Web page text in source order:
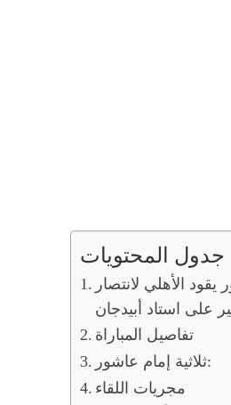
جدول المحتويات
يقود الأهلي لانتصار
على استاد أبيدجان
تفاصيل المباراة
ثلاثية إمام عاشور:
مجريات اللقاء